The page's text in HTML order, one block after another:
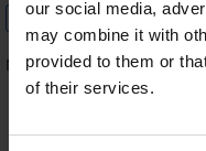
our social media,
may combine it with
provided to them or
of their services.
Ověřený zákazník
Nejsou elastické.